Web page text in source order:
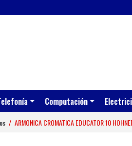
Computación
ARMONICA CROMATICA EDUCATOR 10